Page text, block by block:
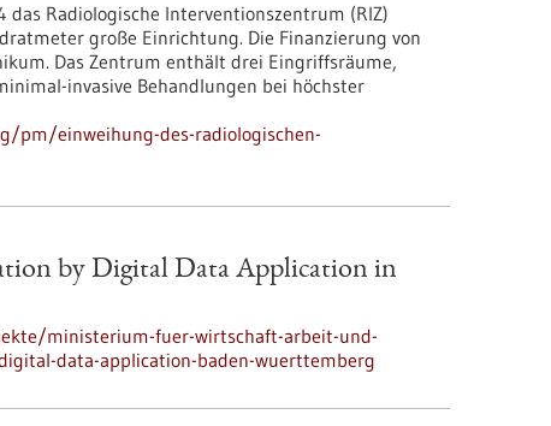
Radiologische Interventionszentrum (RIZ)
große Einrichtung. Die Finanzierung von
Das Zentrum enthält drei Eingriffsräume,
invasive Behandlungen bei höchster
pm/einweihung-des-radiologischen-
by Digital Data Application in
ministerium-fuer-wirtschaft-arbeit-und-
data-application-baden-wuerttemberg